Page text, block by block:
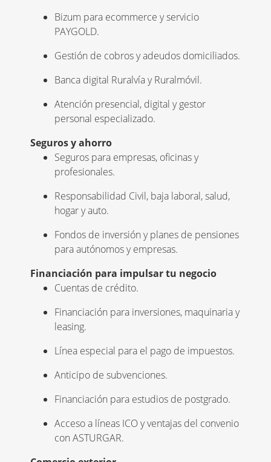
Bizum para ecommerce y servicio
PAYGOLD.
Gestión de cobros y adeudos domiciliados.
Banca digital Ruralvía y Ruralmóvil.
Atención presencial, digital y gestor
personal especializado.
Seguros y ahorro
Seguros para empresas, oficinas y
profesionales.
Responsabilidad Civil, baja laboral, salud,
hogar y auto.
Fondos de inversión y planes de pensiones
para autónomos y empresas.
Financiación para impulsar tu negocio
Cuentas de crédito.
Financiación para inversiones, maquinaria y
leasing.
Línea especial para el pago de impuestos.
Anticipo de subvenciones.
Financiación para estudios de postgrado.
Acceso a líneas ICO y ventajas del convenio
con ASTURGAR.